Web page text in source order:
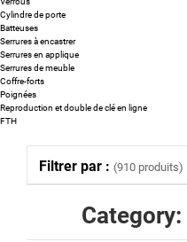
Cylindre de porte
Batteuses
Serrures à encastrer
Serrures en applique
Serrures de meuble
Coffre-forts
Poignées
Reproduction et double de clé en ligne
FTH
Filtrer par : (910 produits)